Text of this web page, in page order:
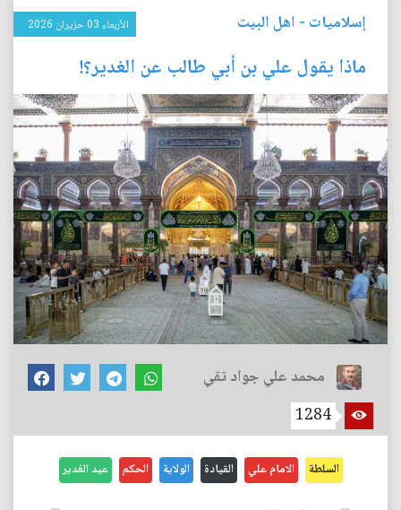
إسلاميات - اهل البيت الأربعاء 03 حزيران 2026
ماذا يقول علي بن أبي طالب عن الغدير؟!
محمد علي جواد تقي
1284
السلطة الامام علي القيادة الولاية الحكم عيد الغدير